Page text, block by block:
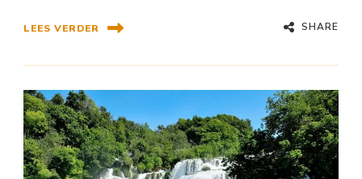
LEES VERDER SHARE